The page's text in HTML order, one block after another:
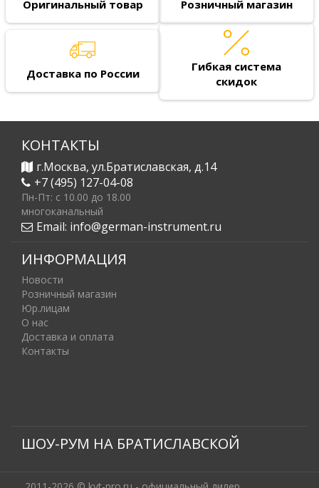
Оригинальный товар Розничный магазин
Доставка по России
Гибкая система
скидок
КОНТАКТЫ
г.Москва, ул.Братиславская, д.14
+7 (495) 127-04-08
Пн-Пт: c 10.00 до 18.00
многоканальный
Email: info@german-instrument.ru
ИНФОРМАЦИЯ
Новости
Розничный магазин
Юр.лицам
О нас
Доставка и оплата
Контакты
ШОУ-РУМ НА БРАТИСЛАВСКОЙ